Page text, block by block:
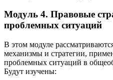
Модуль 4. Правовые
проблемных ситуаций
В этом модуле
механизмы и стратегии,
проблемных ситуаций в
Будут изучены: